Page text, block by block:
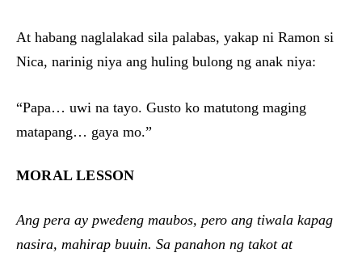
At habang naglalakad sila palabas, yakap ni Ramon si
Nica, narinig niya ang huling bulong ng anak niya:
“Papa… uwi na tayo. Gusto ko matutong maging
matapang… gaya mo.”
MORAL LESSON
Ang pera ay pwedeng maubos, pero ang tiwala kapag
nasira, mahirap buuin. Sa panahon ng takot at